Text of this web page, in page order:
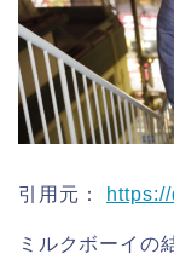
引用元：
ミルクボーイの